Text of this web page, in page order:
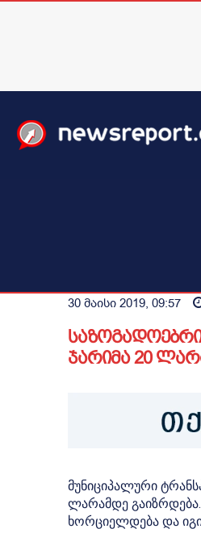
30 მაისი 2019, 09:57
ჯარიმა 20
მუნიციპალური
ლარამდე
ხორციელდება და იგი